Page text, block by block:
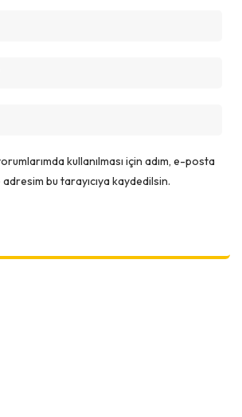
kullanılması için adım, e-posta
bu tarayıcıya kaydedilsin.